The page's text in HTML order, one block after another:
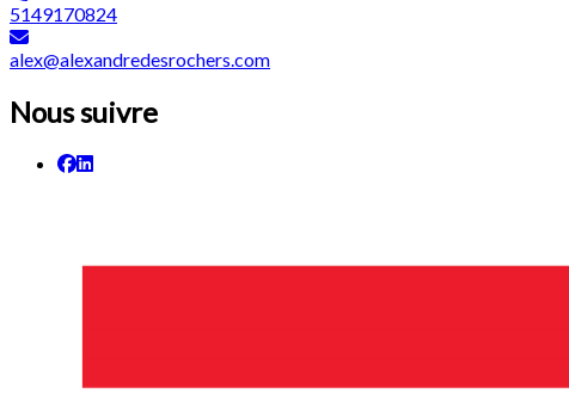
5149170824
alex@alexandredesrochers.com
Nous suivre